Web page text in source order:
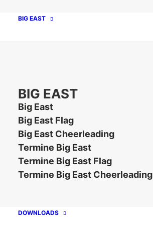
BIG EAST
BIG EAST
Big East
Big East Flag
Big East Cheerleading
Termine Big East
Termine Big East Flag
Termine Big East Cheerleading
DOWNLOADS
Kontakt